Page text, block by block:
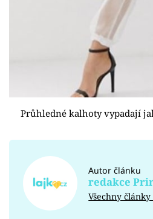
Průhledné kalhoty vypadají
Autor článku
redakce
Všechny